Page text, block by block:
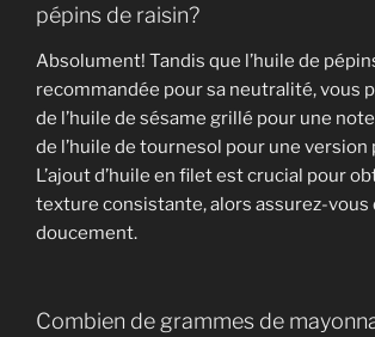
pépins de raisin?
Absolument! Tandis que l’huile de
recommandée pour sa neutralité, vous
de l’huile de sésame grillé pour une
de l’huile de tournesol pour une version
L’ajout d’huile en filet est crucial pour
texture consistante, alors assurez-vous
doucement.
Combien de grammes de